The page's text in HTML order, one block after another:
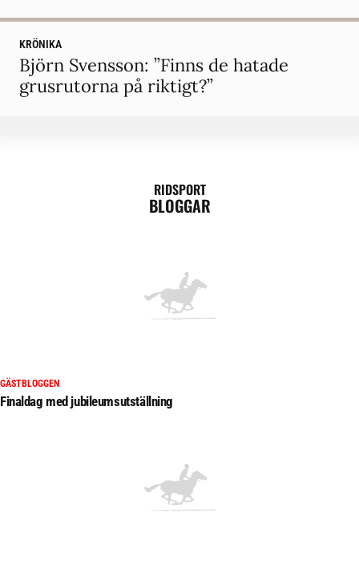
KRÖNIKA
Björn Svensson: ”Finns de hatade
grusrutorna på riktigt?”
RIDSPORT
BLOGGAR
GÄSTBLOGGEN
Finaldag med jubileumsutställning